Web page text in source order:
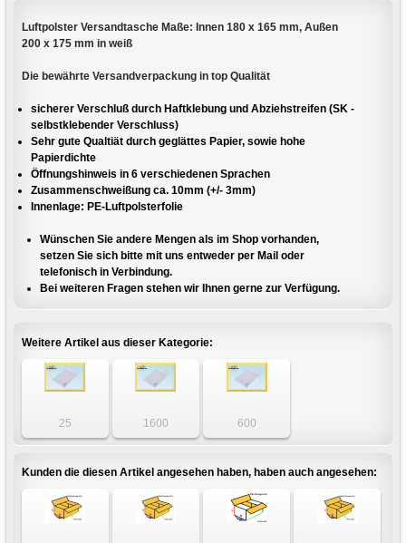
Luftpolster Versandtasche Maße: Innen 180 x 165 mm, Außen
200 x 175 mm in weiß
Die bewährte Versandverpackung in top Qualität
sicherer Verschluß durch Haftklebung und Abziehstreifen (SK -
selbstklebender Verschluss)
Sehr gute Qualtiät durch geglättes Papier, sowie hohe
Papierdichte
Öffnungshinweis in 6 verschiedenen Sprachen
Zusammenschweißung ca. 10mm (+/- 3mm)
Innenlage: PE-Luftpolsterfolie
Wünschen Sie andere Mengen als im Shop vorhanden,
setzen Sie sich bitte mit uns entweder per Mail oder
telefonisch in Verbindung.
Bei weiteren Fragen stehen wir Ihnen gerne zur Verfügung.
Weitere Artikel aus dieser Kategorie:
25
Luftpolstertaschen
1600
Luftpolstertaschen
600
Luftpolstertaschen
Kunden die diesen Artikel angesehen haben, haben auch angesehen: